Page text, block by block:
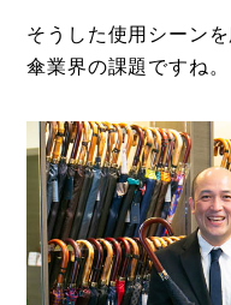
そうした使用シーン
傘業界の課題ですね。